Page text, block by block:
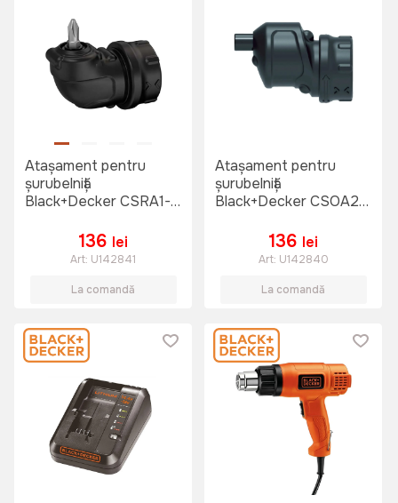
Atașament pentru
șurubelniță
Black+Decker CSRA1-
136 lei
Art: U142841
La comandă
Atașament pentru
șurubelniță
Black+Decker CSOA2-
136 lei
Art: U142840
La comandă